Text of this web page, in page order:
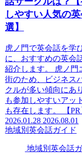
しやすい人気の
選】
虎ノ門で英会話を学
に、おすすめの英会
紹介します。 虎ノ門
街のため、ビジネス
クルが多い傾向にあ
も参加しやすいアッ
も存在します。 【PR
2026.01.28 2026.08.01
地域別英会話ガイド
地域別英会話